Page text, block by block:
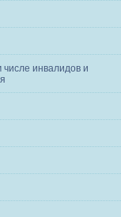
инвалидов и